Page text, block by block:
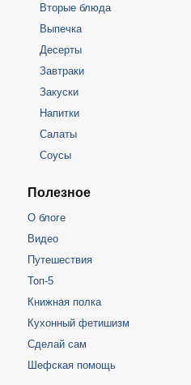
Вторые блюда
Выпечка
Десерты
Завтраки
Закуски
Напитки
Салаты
Соусы
Полезное
О блоге
Видео
Путешествия
Топ-5
Книжная полка
Кухонный фетишизм
Сделай сам
Шефская помощь